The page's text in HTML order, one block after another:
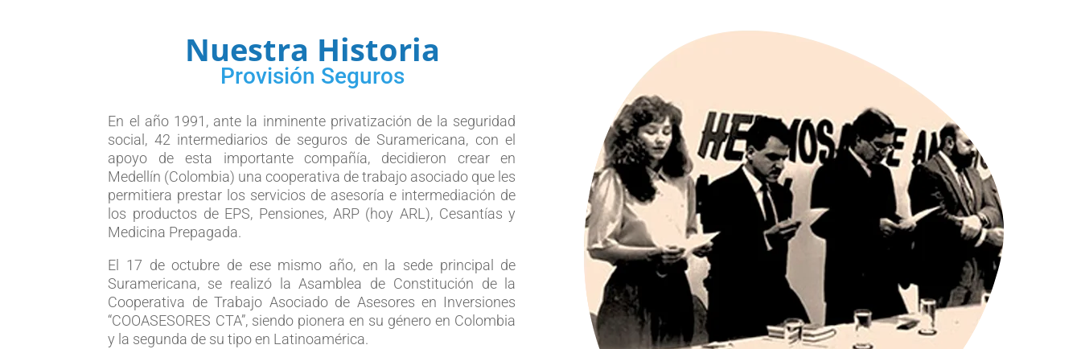
Nuestra Historia
Provisión Seguros
En el año 1991, ante la inminente privatización de la seguridad
social, 42 intermediarios de seguros de Suramericana, con el
apoyo de esta importante compañía, decidieron crear en
Medellín (Colombia) una cooperativa de trabajo asociado que les
permitiera prestar los servicios de asesoría e intermediación de
los productos de EPS, Pensiones, ARP (hoy ARL), Cesantías y
Medicina Prepagada.
El 17 de octubre de ese mismo año, en la sede principal de
Suramericana, se realizó la Asamblea de Constitución de la
Cooperativa de Trabajo Asociado de Asesores en Inversiones
“COOASESORES CTA”, siendo pionera en su género en Colombia
y la segunda de su tipo en Latinoamérica.